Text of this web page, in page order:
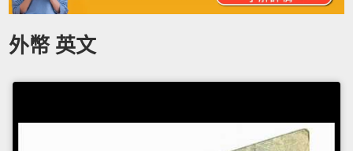
外幣 英文